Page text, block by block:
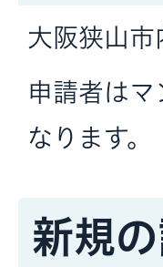
大阪狭山市
申請者は
なります。
新規